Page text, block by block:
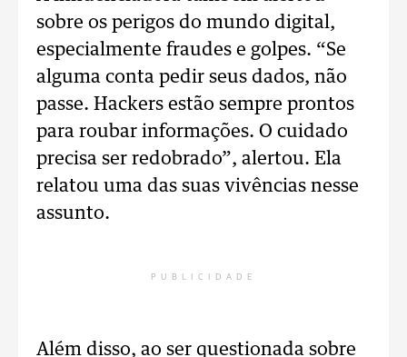
sobre os perigos do mundo digital,
especialmente fraudes e golpes. “Se
alguma conta pedir seus dados, não
passe. Hackers estão sempre prontos
para roubar informações. O cuidado
precisa ser redobrado”, alertou. Ela
relatou uma das suas vivências nesse
assunto.
PUBLICIDADE
Além disso, ao ser questionada sobre